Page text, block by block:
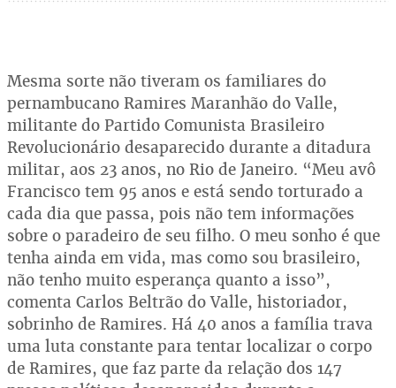
Mesma sorte não tiveram os familiares do
pernambucano Ramires Maranhão do Valle,
militante do Partido Comunista Brasileiro
Revolucionário desaparecido durante a ditadura
militar, aos 23 anos, no Rio de Janeiro. “Meu avô
Francisco tem 95 anos e está sendo torturado a
cada dia que passa, pois não tem informações
sobre o paradeiro de seu filho. O meu sonho é que
tenha ainda em vida, mas como sou brasileiro,
não tenho muito esperança quanto a isso”,
comenta Carlos Beltrão do Valle, historiador,
sobrinho de Ramires. Há 40 anos a família trava
uma luta constante para tentar localizar o corpo
de Ramires, que faz parte da relação dos 147